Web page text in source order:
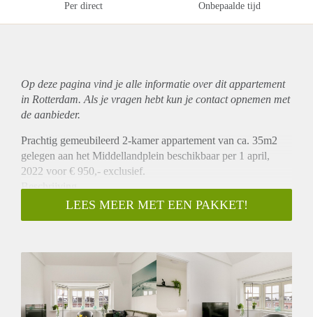
Per direct Onbepaalde tijd
Op deze pagina vind je alle informatie over ditappartement
in Rotterdam. Als je vragen hebt kun je contact opnemen met
de aanbieder.
Prachtig gemeubileerd 2-kamer appartement van ca. 35m2
gelegen aan het Middellandplein beschikbaar per 1 april,
2022 voor € 950,- exclusief.
Beschrijving
Dit prachtig gemeubileerde appartement is gelegen op de
eerste verdieping aan de achterzijde. Het appartement heeft
aparte slaapkamer en een badkamer met douche en wastafel.
Er is een apart toilet. Alle appartementen worden voorzien
van een mooie vloer en zonwering.
Plaats
LEES MEER MET EEN PAKKET!